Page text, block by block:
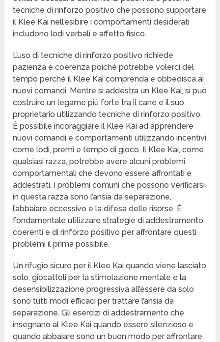
tecniche di rinforzo positivo che possono supportare
il Klee Kai nell’esibire i comportamenti desiderati
includono lodi verbali e affetto fisico.
L’uso di tecniche di rinforzo positivo richiede
pazienza e coerenza poiché potrebbe volerci del
tempo perché il Klee Kai comprenda e obbedisca ai
nuovi comandi. Mentre si addestra un Klee Kai, si può
costruire un legame più forte tra il cane e il suo
proprietario utilizzando tecniche di rinforzo positivo.
È possibile incoraggiare il Klee Kai ad apprendere
nuovi comandi e comportamenti utilizzando incentivi
come lodi, premi e tempo di gioco. Il Klee Kai, come
qualsiasi razza, potrebbe avere alcuni problemi
comportamentali che devono essere affrontati e
addestrati. I problemi comuni che possono verificarsi
in questa razza sono l’ansia da separazione,
l’abbaiare eccessivo e la difesa delle risorse. È
fondamentale utilizzare strategie di addestramento
coerenti e di rinforzo positivo per affrontare questi
problemi il prima possibile.
Un rifugio sicuro per il Klee Kai quando viene lasciato
solo, giocattoli per la stimolazione mentale e la
desensibilizzazione progressiva all’essere da solo
sono tutti modi efficaci per trattare l’ansia da
separazione. Gli esercizi di addestramento che
insegnano al Klee Kai quando essere silenzioso e
quando abbaiare sono un buon modo per affrontare